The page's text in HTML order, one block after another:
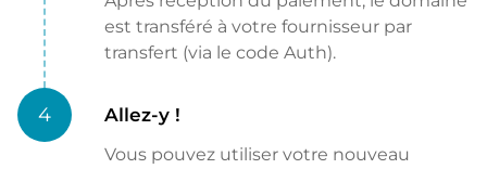
est transféré à votre fournisseur par
transfert (via le code Auth).
4 Allez-y !
Vous pouvez utiliser votre nouveau